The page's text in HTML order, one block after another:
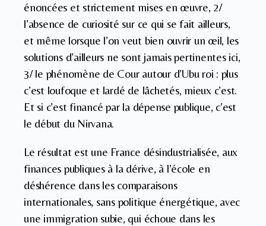
énoncées et strictement mises en œuvre, 2/
l’absence de curiosité sur ce qui se fait ailleurs,
et même lorsque l’on veut bien ouvrir un œil, les
solutions d’ailleurs ne sont jamais pertinentes ici,
3/ le phénomène de Cour autour d’Ubu roi : plus
c’est loufoque et lardé de lâchetés, mieux c’est.
Et si c’est financé par la dépense publique, c’est
le début du Nirvana.
Le résultat est une France désindustrialisée, aux
finances publiques à la dérive, à l’école en
déshérence dans les comparaisons
internationales, sans politique énergétique, avec
une immigration subie, qui échoue dans les